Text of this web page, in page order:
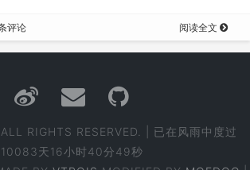
评论 阅读全文
. ALL RIGHTS RESERVED. | 已在风雨中度过
10083天16小时40分49秒